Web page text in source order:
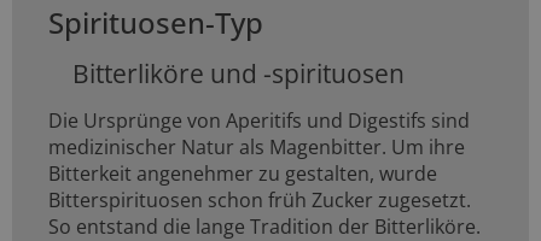
Spirituosen-Typ
Bitterliköre und -spirituosen
Die Ursprünge von Aperitifs und Digestifs sind
medizinischer Natur als Magenbitter. Um ihre
Bitterkeit angenehmer zu gestalten, wurde
Bitterspirituosen schon früh Zucker zugesetzt.
So entstand die lange Tradition der Bitterliköre.